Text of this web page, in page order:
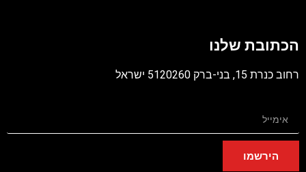
PDF
הכתובת שלנו
רחוב כנרת 15, בני-ברק 5120260 ישראל
הירשמו